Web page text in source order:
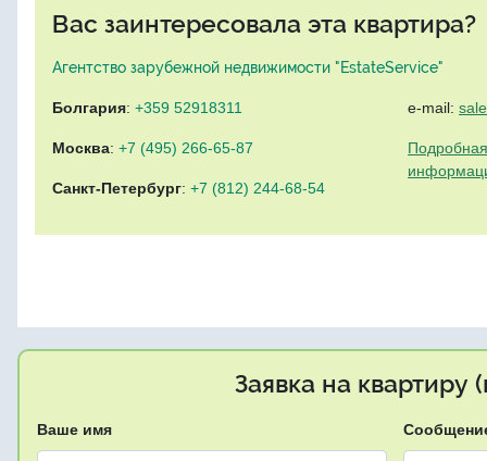
Вас заинтересовала эта квартира?
Агентство зарубежной недвижимости "EstateService"
Болгария: +359 52918311
Москва: +7 (495) 266-65-87
Санкт-Петербург: +7 (812) 244-68-54
e-mail:
Заявка на квартиру
Ваше имя